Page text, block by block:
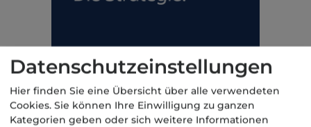
Datenschutzeinstellungen
Hier finden Sie eine Übersicht über alle verwendeten
Cookies. Sie können Ihre Einwilligung zu ganzen
Kategorien geben oder sich weitere Informationen